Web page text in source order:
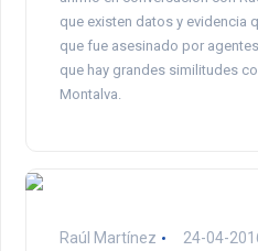
que existen datos y evidencia
que fue asesinado por
que hay grandes similitudes
Montalva.
Raúl Martínez 24-04-